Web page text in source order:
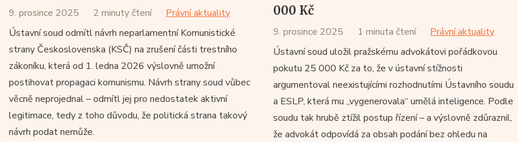
9. prosince 2025 2 minuty čtení
Právní aktuality
Ústavní soud odmítl návrh neparlamentní Komunistické
strany Československa (KSČ) na zrušení části trestního
zákoníku, která od 1. ledna 2026 výslovně umožní
postihovat propagaci komunismu. Návrh strany soud vůbec
věcně neprojednal – odmítl jej pro nedostatek aktivní
legitimace, tedy z toho důvodu, že politická strana takový
návrh podat nemůže.
000 Kč
9. prosince 2025 1 minuta čtení
Právní aktuality
Ústavní soud uložil pražskému advokátovi pořádkovou
pokutu 25 000 Kč za to, že v ústavní stížnosti
argumentoval neexistujícími rozhodnutími Ústavního soudu
a ESLP, která mu „vygenerovala“ umělá inteligence. Podle
soudu tak hrubě ztížil postup řízení – a výslovně zdůraznil,
že advokát odpovídá za obsah podání bez ohledu na